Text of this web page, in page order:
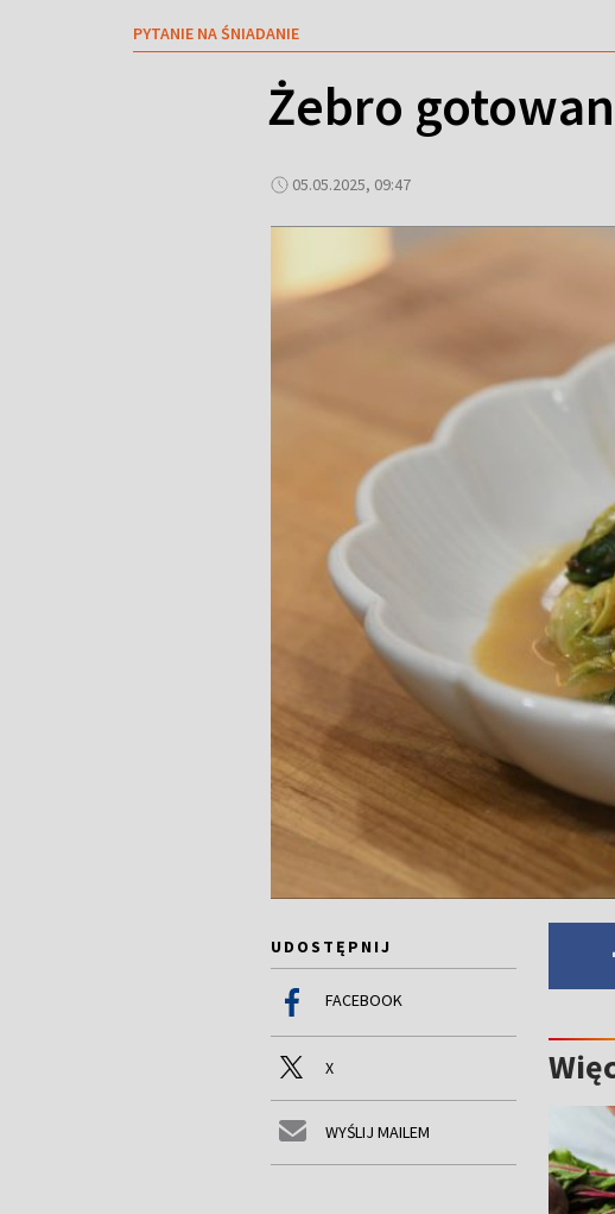
PYTANIE NA ŚNIADANIE
Żebro
05.05.2025, 09:47
UDOSTĘPNIJ
FACEBOOK
X
WYŚLIJ MAILEM